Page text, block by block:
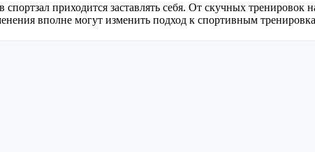
приходится заставлять себя. От скучных тренировок
вполне могут изменить подход к спортивным